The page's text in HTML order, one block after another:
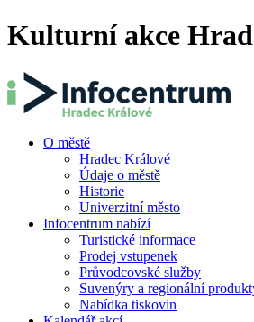
Kulturní akce
O městě
Hradec Králové
Údaje o městě
Historie
Univerzitní město
Infocentrum nabízí
Turistické informace
Prodej vstupenek
Průvodcovské služby
Suvenýry a regionální
Nabídka tiskovin